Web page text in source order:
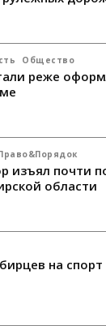
Общество
реже
изъял почти
области
на